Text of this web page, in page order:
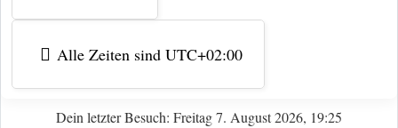
Alle Zeiten sind UTC+02:00
Dein letzter Besuch: Freitag 7. August 2026, 19:25